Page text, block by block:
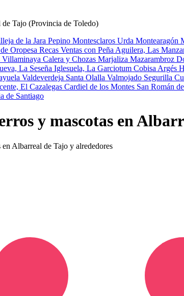
de Tajo (Provincia de Toledo)
de la Jara Pepino Montesclaros Urda Montearagón
Oropesa Recas Ventas con Peña Aguilera, Las
Villaminaya Calera y Chozas Marjaliza Mazarambroz
La Seseña Iglesuela, La Garciotum Cobisa Argés
Valdeverdeja Santa Olalla Valmojado Segurilla
El Cazalegas Cardiel de los Montes San Román
de Santiago
y mascotas en
Albarreal de Tajo y alrededores